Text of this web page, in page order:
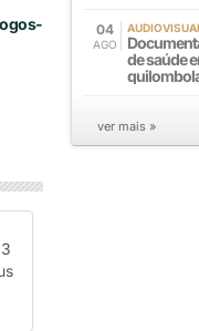
04
AGO
de saúde
ver mais »